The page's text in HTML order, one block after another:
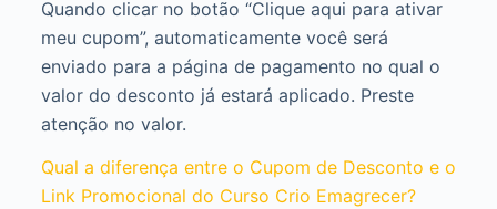
Quando clicar no botão “Clique aqui para ativar
meu cupom”, automaticamente você será
enviado para a página de pagamento no qual o
valor do desconto já estará aplicado. Preste
atenção no valor.
Qual a diferença entre o Cupom de Desconto e o
Link Promocional do Curso Crio Emagrecer?